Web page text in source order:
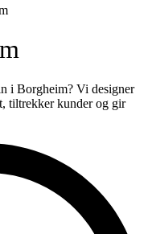
i Borgheim? Vi designer
tiltrekker kunder og gir